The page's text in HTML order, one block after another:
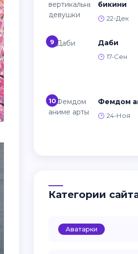
бикини
22-Дек
9 Даби
17-Сен
10 Фемдом
24-Ноя
Категории
Аватарки